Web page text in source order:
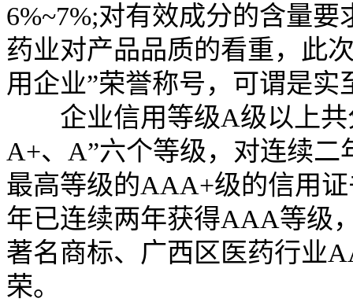
6%~7%;对有效成分的含量
药业对产品品质的看重，此
用企业”荣誉称号，可谓是实
企业信用等级A级以上共
A+、A”六个等级，对连续
最高等级的AAA+级的信用
年已连续两年获得AAA等级
著名商标、广西区医药行业
荣。